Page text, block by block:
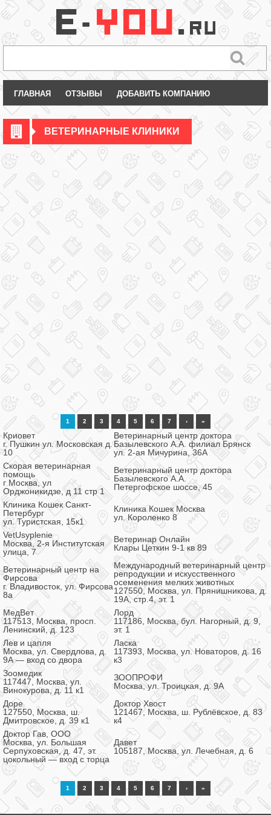
ГЛАВНАЯ ОТЗЫВЫ ДОБАВИТЬ КОМПАНИЮ
ВЕТЕРИНАРНЫЕ КЛИНИКИ
1 2 3 4 5 6 7 › »
Криовет
г. Пушкин ул. Московская д.
10
Ветеринарный центр доктора
Базылевского А.А. филиал Брянск
ул. 2-ая Мичурина, 36А
Скорая ветеринарная
помощь
г Москва, ул
Орджоникидзе, д 11 стр 1
Ветеринарный центр доктора
Базылевского А.А.
Петергофское шоссе, 45
Клиника Кошек Санкт-
Петербург
ул. Туристская, 15к1
Клиника Кошек Москва
ул. Короленко 8
VetUsyplenie
Москва, 2-я Институтская
улица, 7
Ветеринар Онлайн
Клары Цеткин 9-1 кв 89
Ветеринарный центр на
Фирсова
г. Владивосток, ул. Фирсова
8а
Международный ветеринарный центр
репродукции и искусственного
осеменения мелких животных
127550, Москва, ул. Прянишникова, д.
19А, стр.4, эт. 1
МедВет
117513, Москва, просп.
Ленинский, д. 123
Лорд
117186, Москва, бул. Нагорный, д. 9,
эт. 1
Лев и цапля
Москва, ул. Свердлова, д.
9А — вход со двора
Ласка
117393, Москва, ул. Новаторов, д. 16
к3
Зоомедик
117447, Москва, ул.
Винокурова, д. 11 к1
ЗООПРОФИ
Москва, ул. Троицкая, д. 9А
Доре
127550, Москва, ш.
Дмитровское, д. 39 к1
Доктор Хвост
121467, Москва, ш. Рублёвское, д. 83
к4
Доктор Гав, ООО
Москва, ул. Большая
Серпуховская, д. 47, эт.
цокольный — вход с торца
Давет
105187, Москва, ул. Лечебная, д. 6
1 2 3 4 5 6 7 › »